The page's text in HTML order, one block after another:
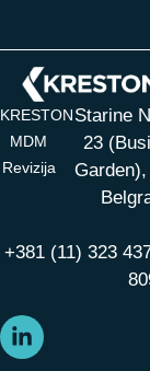
KRESTON
MDM
Revizija
Starine
23
Garden),
+381 (11) 323